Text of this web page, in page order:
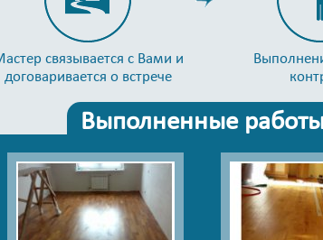
связывается с Вами и
договаривается о встрече
Выполненные